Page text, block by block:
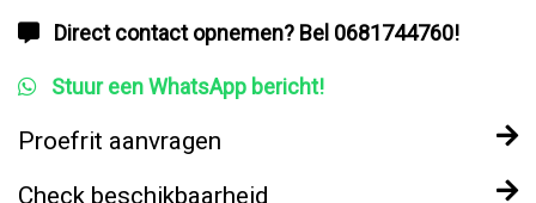
Direct contact opnemen? Bel 0681744760!
Stuur een WhatsApp bericht!
Proefrit aanvragen
Check beschikbaarheid